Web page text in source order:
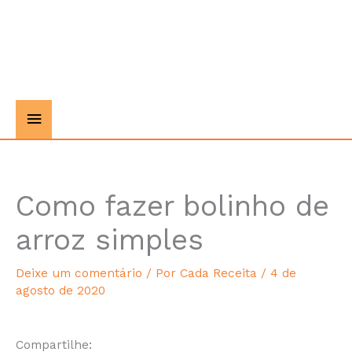
Como fazer bolinho de
arroz simples
Deixe um comentário / Por Cada Receita / 4 de
agosto de 2020
Compartilhe:
minutes